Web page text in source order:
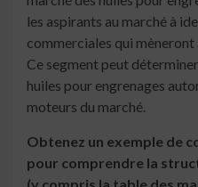
les aspirants au marché à
commerciales qui mèneront
Ce segment peut
huiles pour engrenages
moteurs du marché.
Obtenez un exemple de
pour comprendre la